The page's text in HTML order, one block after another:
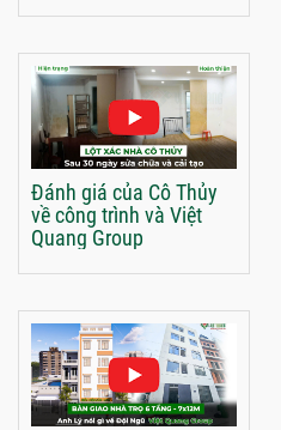
Đánh giá của Cô Thủy
về công trình và Việt
Quang Group